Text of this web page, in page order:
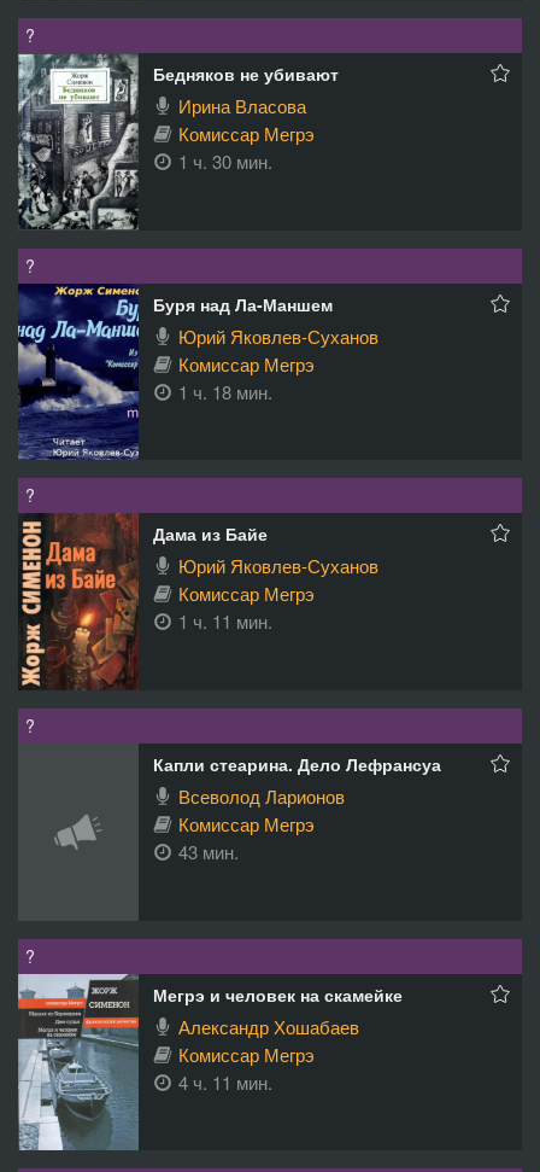
?
Бедняков не убивают
Ирина Власова
Комиссар Мегрэ
1 ч. 30 мин.
?
Буря над Ла-Маншем
Юрий Яковлев-Суханов
Комиссар Мегрэ
1 ч. 18 мин.
?
Дама из Байе
Юрий Яковлев-Суханов
Комиссар Мегрэ
1 ч. 11 мин.
?
Капли стеарина. Дело Лефрансуа
Всеволод Ларионов
Комиссар Мегрэ
43 мин.
?
Мегрэ и человек на скамейке
Александр Хошабаев
Комиссар Мегрэ
4 ч. 11 мин.